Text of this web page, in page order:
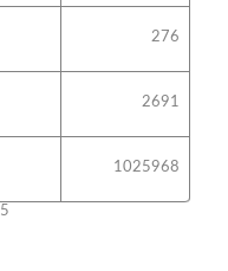
276
2691
1025968
5